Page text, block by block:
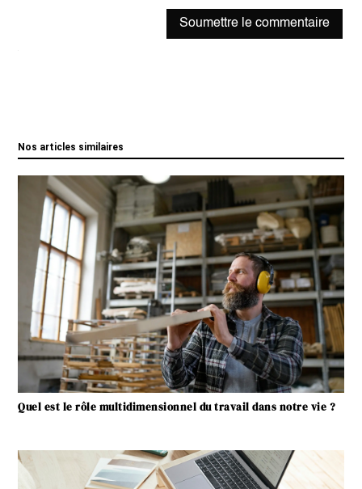
Soumettre le commentaire
Nos articles similaires
Quel est le rôle multidimensionnel du travail dans notre vie ?